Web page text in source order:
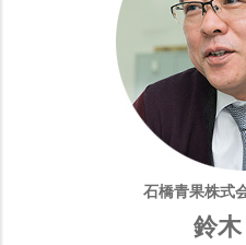
石橋青果株式
鈴